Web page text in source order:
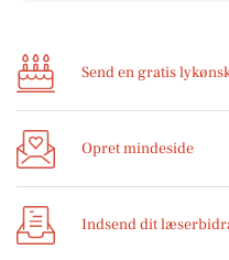
Send en gratis
Opret mindeside
Indsend dit